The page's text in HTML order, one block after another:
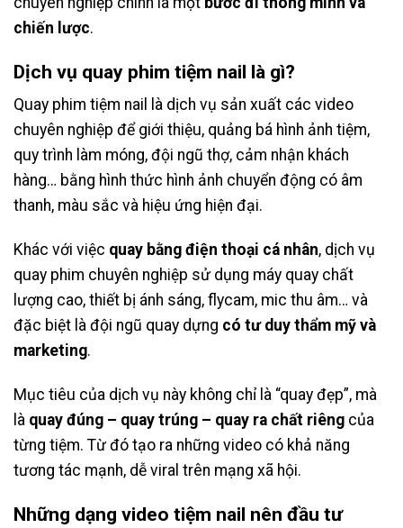
chiến lược.
Dịch vụ quay phim tiệm nail là gì?
Quay phim tiệm nail là dịch vụ sản xuất các video
chuyên nghiệp để giới thiệu, quảng bá hình ảnh tiệm,
quy trình làm móng, đội ngũ thợ, cảm nhận khách
hàng… bằng hình thức hình ảnh chuyển động có âm
thanh, màu sắc và hiệu ứng hiện đại.
Khác với việc quay bằng điện thoại cá nhân, dịch vụ
quay phim chuyên nghiệp sử dụng máy quay chất
lượng cao, thiết bị ánh sáng, flycam, mic thu âm… và
đặc biệt là đội ngũ quay dựng có tư duy thẩm mỹ và
marketing.
Mục tiêu của dịch vụ này không chỉ là “quay đẹp”, mà
là quay đúng – quay trúng – quay ra chất riêng của
từng tiệm. Từ đó tạo ra những video có khả năng
tương tác mạnh, dễ viral trên mạng xã hội.
Những dạng video tiệm nail nên đầu tư